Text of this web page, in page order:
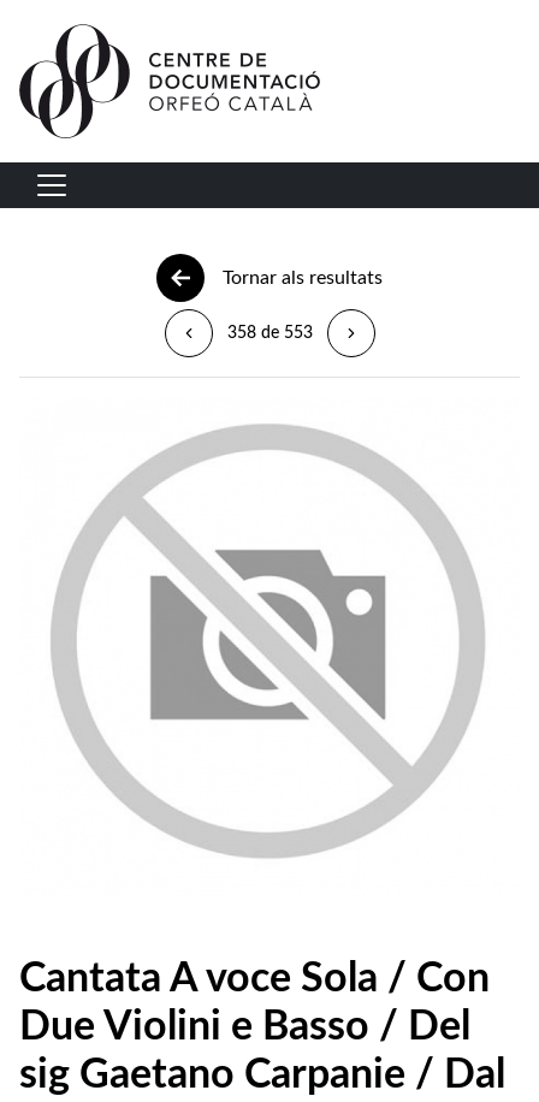
Vés al contingut
Navegació principal
Tornar als resultats
358 de 553
Cantata A voce Sola / Con
Due Violini e Basso / Del
sig Gaetano Carpanie / Dal